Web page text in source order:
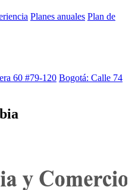
Planes anuales Plan de
60 #79-120 Bogotá: Calle 74